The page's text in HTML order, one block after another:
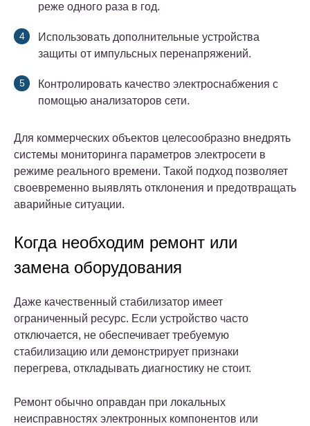
реже одного раза в год.
Использовать дополнительные устройства
защиты от импульсных перенапряжений.
Контролировать качество электроснабжения с
помощью анализаторов сети.
Для коммерческих объектов целесообразно внедрять
системы мониторинга параметров электросети в
режиме реального времени. Такой подход позволяет
своевременно выявлять отклонения и предотвращать
аварийные ситуации.
Когда необходим ремонт или
замена оборудования
Даже качественный стабилизатор имеет
ограниченный ресурс. Если устройство часто
отключается, не обеспечивает требуемую
стабилизацию или демонстрирует признаки
перегрева, откладывать диагностику не стоит.
Ремонт обычно оправдан при локальных
неисправностях электронных компонентов или